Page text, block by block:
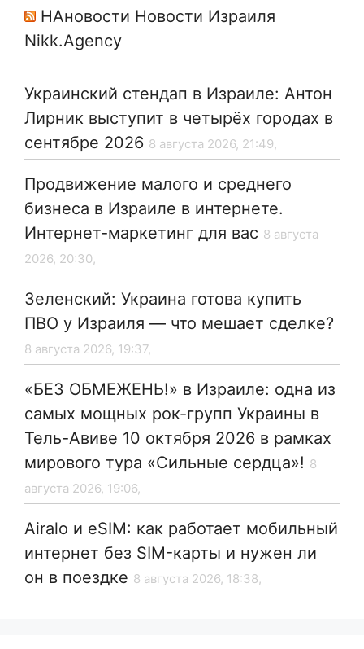
НАновости Новости Израиля
Nikk.Agency
Украинский стендап в Израиле: Антон
Лирник выступит в четырёх городах в
сентябре 2026 8 августа 2026, 21:49,
Продвижение малого и среднего
бизнеса в Израиле в интернете.
Интернет-маркетинг для вас 8 августа
2026, 20:30,
Зеленский: Украина готова купить
ПВО у Израиля — что мешает сделке?
8 августа 2026, 19:37,
«БЕЗ ОБМЕЖЕНЬ!» в Израиле: одна из
самых мощных рок-групп Украины в
Тель-Авиве 10 октября 2026 в рамках
мирового тура «Сильные сердца»! 8
августа 2026, 19:06,
Airalo и eSIM: как работает мобильный
интернет без SIM-карты и нужен ли
он в поездке 8 августа 2026, 18:38,